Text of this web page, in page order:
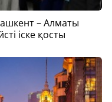
– Алматы
іске қосты